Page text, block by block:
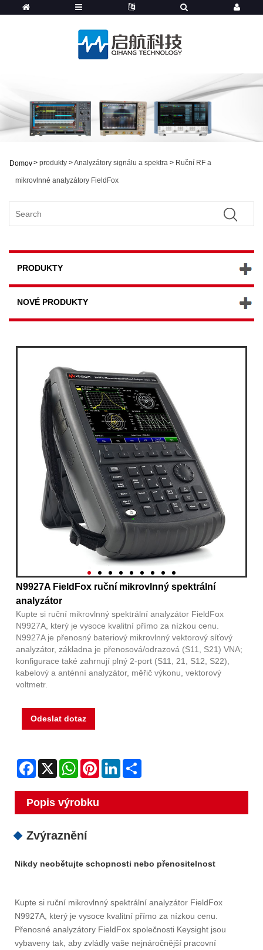
Domov> produkty >Analyzátory signálu a spektra > Ruční RF a
mikrovlnné analyzátory FieldFox
PRODUKTY
NOVÉ PRODUKTY
N9927A FieldFox ruční mikrovlnný spektrální
analyzátor
Kupte si ruční mikrovlnný spektrální analyzátor FieldFox
N9927A, který je vysoce kvalitní přímo za nízkou cenu.
N9927A je přenosný bateriový mikrovlnný vektorový síťový
analyzátor, základna je přenosová/odrazová (S11, S21) VNA;
konfigurace také zahrnují plný 2-port (S11, 21, S12, S22),
kabelový a anténní analyzátor, měřič výkonu, vektorový
voltmetr.
Odeslat dotaz
Facebook
X WhatsAppPinterestLinkedIn
Popis výrobku
Zvýraznění
Nikdy neobětujte schopnosti nebo přenositelnost
Kupte si ruční mikrovlnný spektrální analyzátor FieldFox
N9927A, který je vysoce kvalitní přímo za nízkou cenu.
Přenosné analyzátory FieldFox společnosti Keysight jsou
vybaveny tak, aby zvládly vaše nejnáročnější pracovní